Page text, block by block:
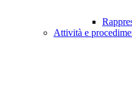
Attività e